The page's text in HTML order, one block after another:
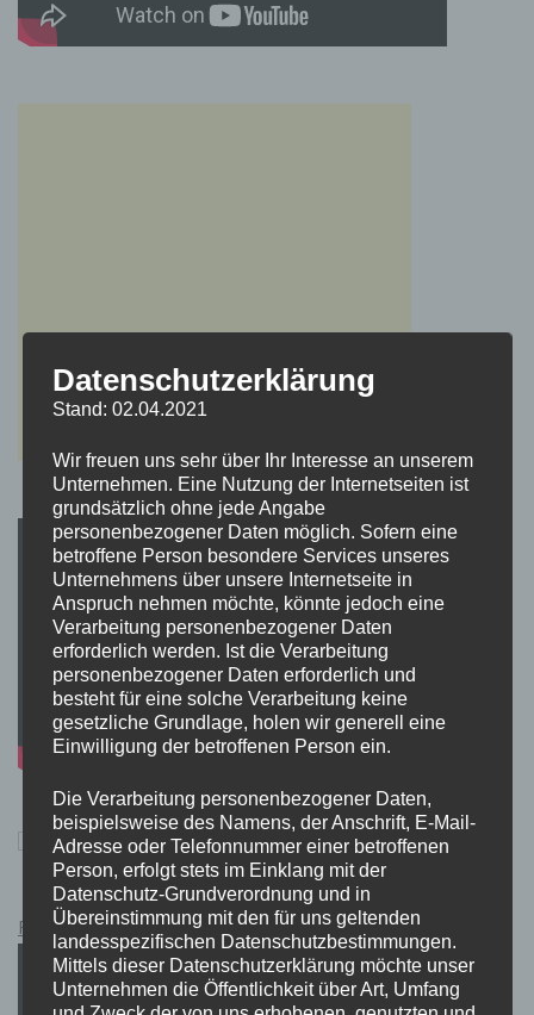
Pokémon Schwert und Schild Kauflink.>LINK<
Datenschutzerklärung
Stand: 02.04.2021
Wir freuen uns sehr über Ihr Interesse an unserem
Unternehmen. Eine Nutzung der Internetseiten ist
grundsätzlich ohne jede Angabe
personenbezogener Daten möglich. Sofern eine
betroffene Person besondere Services unseres
Unternehmens über unsere Internetseite in
Anspruch nehmen möchte, könnte jedoch eine
Verarbeitung personenbezogener Daten
erforderlich werden. Ist die Verarbeitung
personenbezogener Daten erforderlich und
besteht für eine solche Verarbeitung keine
gesetzliche Grundlage, holen wir generell eine
Einwilligung der betroffenen Person ein.
Die Verarbeitung personenbezogener Daten,
beispielsweise des Namens, der Anschrift, E-Mail-
Adresse oder Telefonnummer einer betroffenen
Person, erfolgt stets im Einklang mit der
Datenschutz-Grundverordnung und in
Übereinstimmung mit den für uns geltenden
landesspezifischen Datenschutzbestimmungen.
Mittels dieser Datenschutzerklärung möchte unser
Unternehmen die Öffentlichkeit über Art, Umfang